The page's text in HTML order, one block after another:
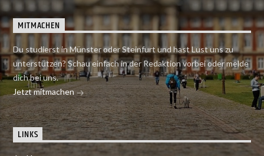
MITMACHEN
Du studierst in Münster oder Steinfurt und hast Lust uns zu
unterstützen? Schau einfach in der Redaktion vorbei oder melde
dich bei uns.
Jetzt mitmachen
LINKS